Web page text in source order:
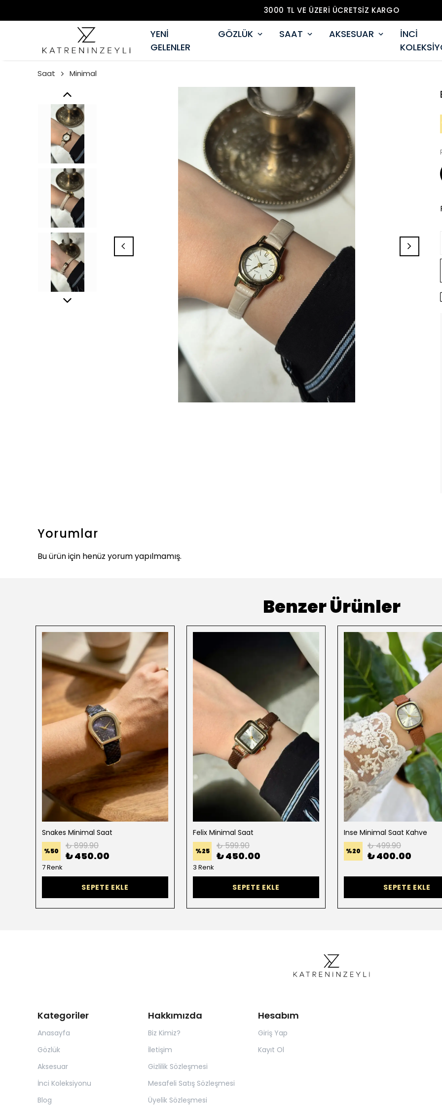
3000 TL VE ÜZERİ ÜCRETSİZ KARGO
YENİ
GELENLER
GÖZLÜK SAAT AKSESUAR
İNCİ
Saat Minimal
Yorumlar
Bu ürün için henüz yorum yapılmamış.
Benzer Ürünler
Snakes Minimal Saat
%50 ₺ 899.90
₺ 450.00
7 Renk
SEPETE EKLE
Felix Minimal Saat
%25 ₺ 599.90
₺ 450.00
3 Renk
SEPETE EKLE
Inse Minimal Saat Kahve
%20 ₺ 499.90
₺ 400.00
SEPETE EKLE
Kategoriler
Anasayfa
Gözlük
Aksesuar
İnci Koleksiyonu
Blog
Hakkımızda
Biz Kimiz?
İletişim
Gizlilik Sözleşmesi
Mesafeli Satış Sözleşmesi
Üyelik Sözleşmesi
Hesabım
Giriş Yap
Kayıt Ol